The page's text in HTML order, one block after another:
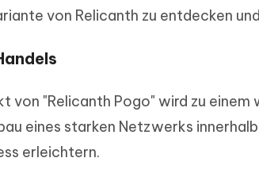
von Relicanth zu entdecken
von "Relicanth Pogo" wird zu
eines starken Netzwerks
erleichtern.